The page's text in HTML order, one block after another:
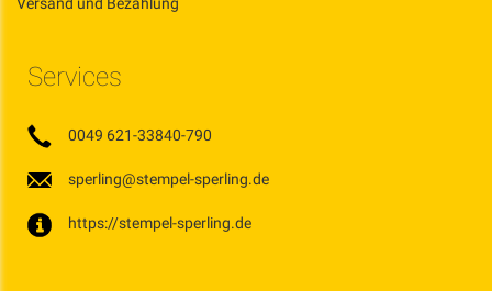
Services
0049 621-33840-790
sperling@stempel-sperling.de
https://stempel-sperling.de